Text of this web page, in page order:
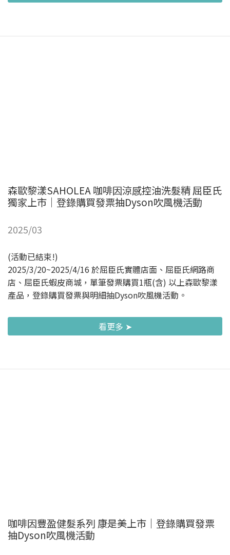
森歐黎漾SAHOLEA 咖啡因涼感控油洗髮精 屈臣氏
獨家上市｜登錄購買發票抽Dyson吹風機活動
2025/03
(活動已結束!)
2025/3/20~2025/4/16 於屈臣氏實體店面、屈臣氏網路商
店、屈臣氏蝦皮商城，單筆發票購買1瓶(含) 以上森歐黎漾
產品，登錄購買發票與明細抽Dyson吹風機活動。
看更多 ➤
咖啡因豐盈健髮系列 康是美上市｜登錄購買發票
抽Dyson吹風機活動